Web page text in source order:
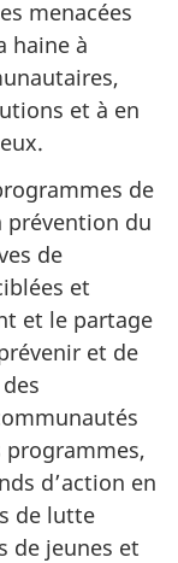
menacées
haine à
et à en
de
prévention du
de
et
et le partage
et de
programmes,
d’action en
de lutte
de jeunes et